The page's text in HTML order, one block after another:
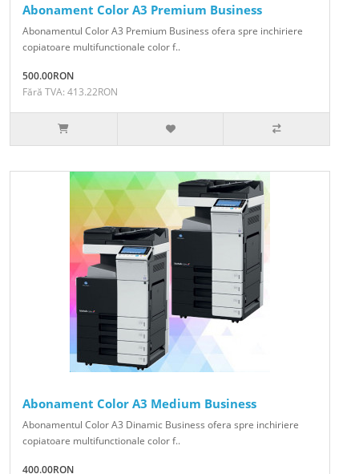
Abonament Color A3 Premium Business
Abonamentul Color A3 Premium Business ofera spre inchiriere
copiatoare multifunctionale color f..
500.00RON
Fără TVA: 413.22RON
Abonament Color A3 Medium Business
Abonamentul Color A3 Dinamic Business ofera spre inchiriere
copiatoare multifunctionale color f..
400.00RON